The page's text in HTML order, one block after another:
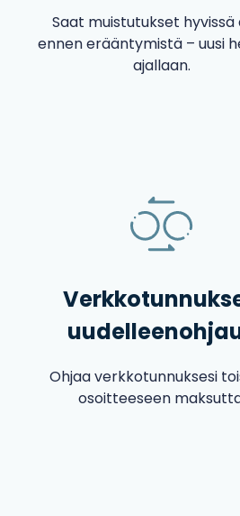
Saat muistutukset hyvissä
ennen erääntymistä – uusi
ajallaan.
Ohjaa verkkotunnuksesi
osoitteeseen